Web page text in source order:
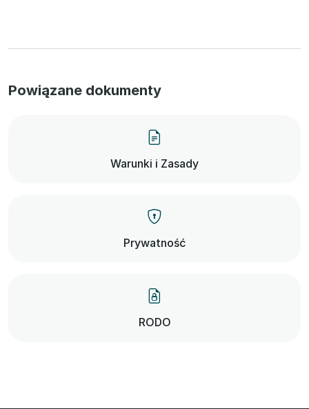
Powiązane dokumenty
Warunki i Zasady
Prywatność
RODO